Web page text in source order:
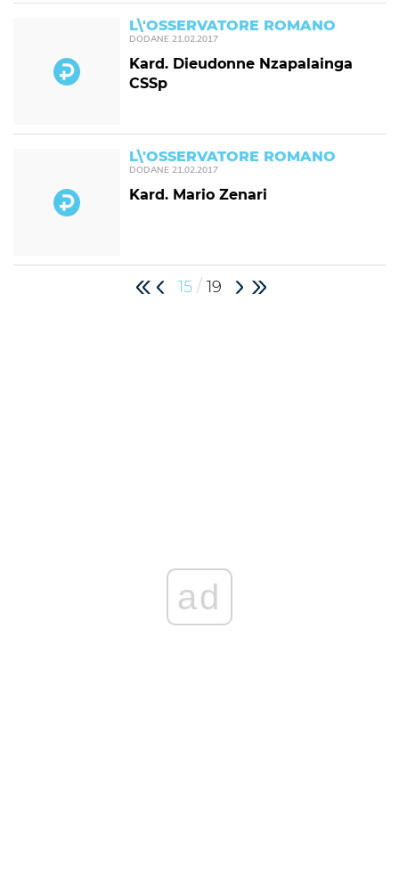
L\'OSSERVATORE ROMANO
DODANE 21.02.2017
Kard. Dieudonne Nzapalainga
CSSp
L\'OSSERVATORE ROMANO
DODANE 21.02.2017
Kard. Mario Zenari
15 / 19
ad